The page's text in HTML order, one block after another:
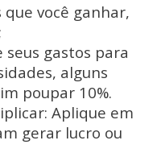
que você ganhar,
seus gastos para
alguns
poupar 10%.
Aplique em
gerar lucro ou